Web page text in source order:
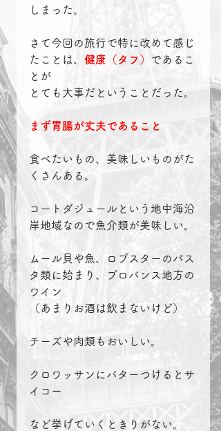
しまった。
さて今回の旅行で特に改めて感じ
たことは、 健康（タフ）
であるこ
とが
とても大事だということだった。
まず胃腸が丈夫であること
食べたいもの、美味しいものがた
くさんある。
コートダジュールという地中海沿
岸地域なので魚介類が美味しい。
ムール貝や魚、ロブスターのパス
タ類に始まり、プロバンス地方の
ワイン
（あまりお酒は飲まないけど）
チーズや肉類もおいしい。
クロワッサンにバターつけるとサ
イコー
など挙げていくときりがない。